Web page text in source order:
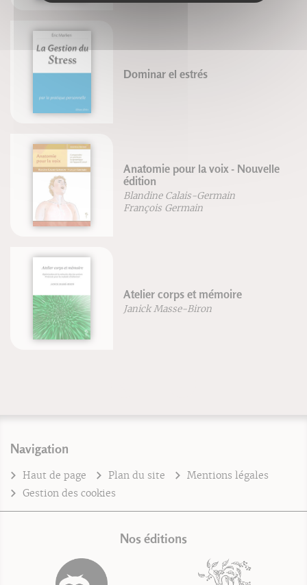
Dominar el estrés
Anatomie pour la voix - Nouvelle
édition
Blandine Calais-Germain
François Germain
Atelier corps et mémoire
Janick Masse-Biron
Navigation
Haut de page Plan du site
Mentions légales
Gestion des cookies
Nos éditions